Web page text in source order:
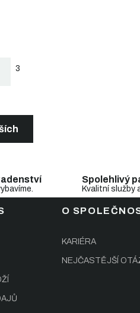
3
Spolehlivý
Kvalitní služby
O
KARIÉRA
NEJČASTĚJŠÍ